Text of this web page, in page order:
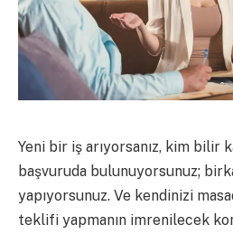
Yeni bir iş arıyorsanız, kim bilir
başvuruda bulunuyorsunuz;
yapıyorsunuz. Ve kendinizi
teklifi yapmanın imrenilecek